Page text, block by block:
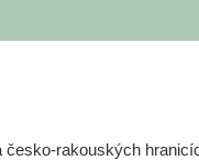
česko-rakouských